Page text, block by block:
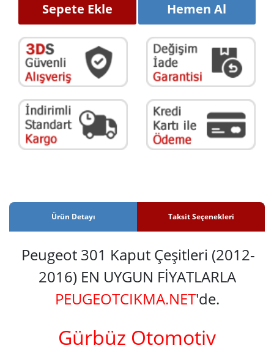
Sepete Ekle Hemen Al
Ürün Detayı Taksit Seçenekleri
Peugeot 301 Kaput Çeşitleri (2012-
2016) EN UYGUN FİYATLARLA
PEUGEOTCIKMA.NET'de.
Gürbüz Otomotiv